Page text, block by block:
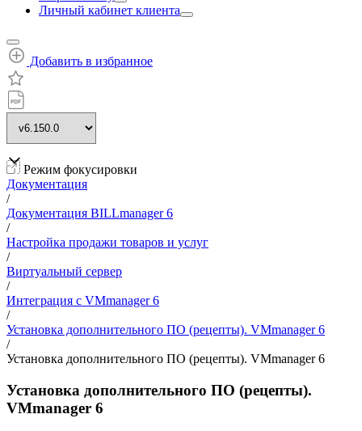
Личный кабинет клиента
Добавить в избранное
Режим фокусировки
Документация
/
Документация BILLmanager 6
/
Настройка продажи товаров и услуг
/
Виртуальный сервер
/
Интеграция с VMmanager 6
/
Установка дополнительного ПО (рецепты). VMmanager 6
/
Установка дополнительного ПО (рецепты). VMmanager 6
Установка дополнительного ПО (рецепты).
VMmanager 6